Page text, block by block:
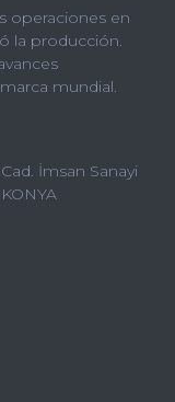
operaciones en
la producción.
mundial.
İmsan Sanayi